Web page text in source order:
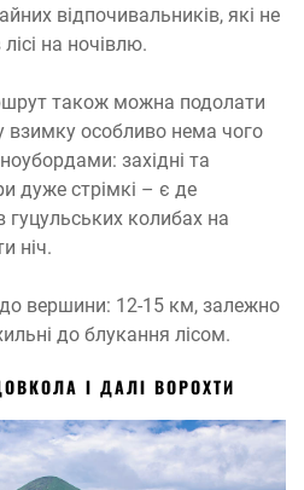
відпочивальників, які не
на ночівлю.
також можна подолати
взимку особливо нема чого
західні та
дуже стрімкі – є де
колибах на
ніч.
вершини: 12-15 км, залежно
до блукання лісом.
І ДАЛІ ВОРОХТИ